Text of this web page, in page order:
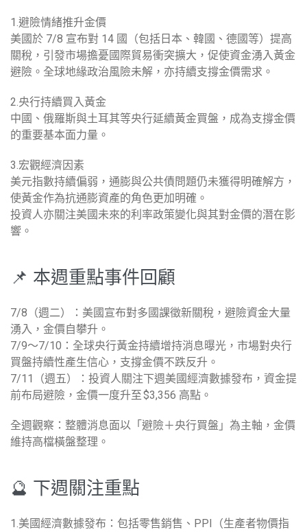
1.避險情緒推升金價
美國於 7/8 宣布對 14 國（包括日本、韓國、德國等）提高
關稅，引發市場擔憂國際貿易衝突擴大，促使資金湧入黃金
避險。全球地緣政治風險未解，亦持續支撐金價需求。
2.央行持續買入黃金
中國、俄羅斯與土耳其等央行延續黃金買盤，成為支撐金價
的重要基本面力量。
3.宏觀經濟因素
美元指數持續偏弱，通膨與公共債問題仍未獲得明確解方，
使黃金作為抗通膨資產的角色更加明確。
投資人亦關注美國未來的利率政策變化與其對金價的潛在影
響。
📌 本週重點事件回顧
7/8（週二）：美國宣布對多國課徵新關稅，避險資金大量
湧入，金價自攀升。
7/9～7/10：全球央行黃金持續增持消息曝光，市場對央行
買盤持續性產生信心，支撐金價不跌反升。
7/11（週五）：投資人關注下週美國經濟數據發布，資金提
前布局避險，金價一度升至 $3,356 高點。
全週觀察：整體消息面以「避險＋央行買盤」為主軸，金價
維持高檔橫盤整理。
🔮 下週關注重點
1.美國經濟數據發布：包括零售銷售、PPI（生產者物價指